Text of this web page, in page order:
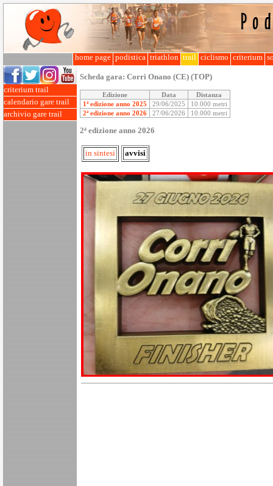
home page podistica triathlon trail ciclismo criterium
criterium trail
calendario gare trail
archivio gare trail
Scheda gara: Corri Onano (CE) (TOP)
Edizione Data
Distanza
1ª edizione anno 2025
29/06/2025
10.000 metri
2ª edizione anno 2026
27/06/2026 10.000 metri
2ª edizione anno 2026
in sintesi avvisi